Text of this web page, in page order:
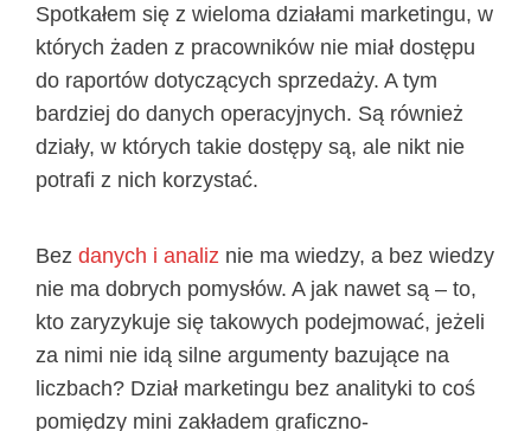
Spotkałem się z wieloma działami marketingu, w
których żaden z pracowników nie miał dostępu
do raportów dotyczących sprzedaży. A tym
bardziej do danych operacyjnych. Są również
działy, w których takie dostępy są, ale nikt nie
potrafi z nich korzystać.
Bez danych i analiz nie ma wiedzy, a bez wiedzy
nie ma dobrych pomysłów. A jak nawet są – to,
kto zaryzykuje się takowych podejmować, jeżeli
za nimi nie idą silne argumenty bazujące na
liczbach? Dział marketingu bez analityki to coś
pomiędzy mini zakładem graficzno-